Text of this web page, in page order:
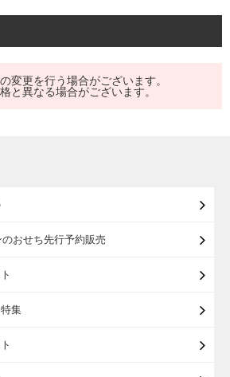
変更を行う場合がございます。
と異なる場合がございます。
のおせち先行予約販売
集